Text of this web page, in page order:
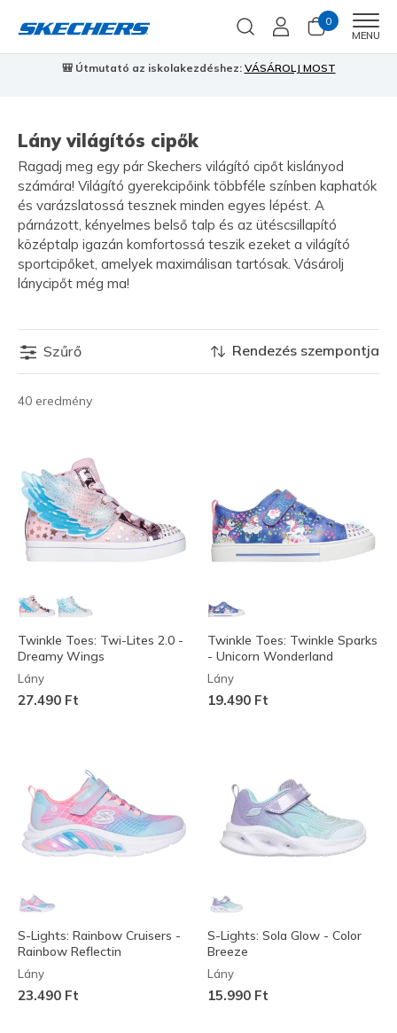
0
MENU
🎒 Útmutató az iskolakezdéshez: VÁSÁROLJ MOST
Lány világítós cipők
Ragadj meg egy pár Skechers világító cipőt kislányod
számára! Világító gyerekcipőink többféle színben kaphatók
és varázslatossá tesznek minden egyes lépést. A
párnázott, kényelmes belső talp és az ütéscsillapító
középtalp igazán komfortossá teszik ezeket a világító
sportcipőket, amelyek maximálisan tartósak. Vásárolj
lánycipőt még ma!
Szűrő
40 eredmény
Rendezés szempontja
Twinkle Toes: Twi-Lites 2.0 -
Dreamy Wings
Lány
27.490 Ft
Twinkle Toes: Twinkle Sparks
- Unicorn Wonderland
Lány
19.490 Ft
S-Lights: Rainbow Cruisers -
Rainbow Reflectin
Lány
23.490 Ft
S-Lights: Sola Glow - Color
Breeze
Lány
15.990 Ft